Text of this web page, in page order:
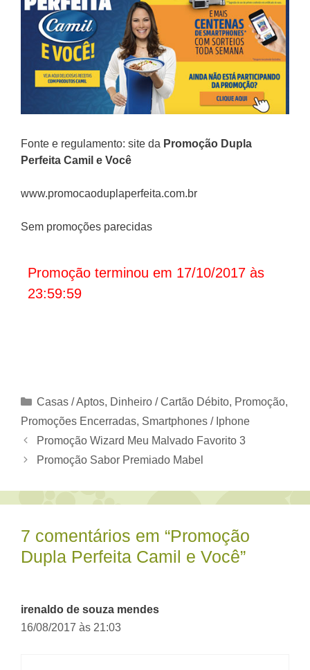
Fonte e regulamento: site da Promoção Dupla
Perfeita Camil e Você
www.promocaoduplaperfeita.com.br
Sem promoções parecidas
Promoção terminou em 17/10/2017 às
23:59:59
Categorias
Casas / Aptos, Dinheiro / Cartão Débito, Promoção,
Promoções Encerradas, Smartphones / Iphone
Promoção Wizard Meu Malvado Favorito 3
Promoção Sabor Premiado Mabel
7 comentários em “Promoção
Dupla Perfeita Camil e Você”
irenaldo de souza mendes
16/08/2017 às 21:03